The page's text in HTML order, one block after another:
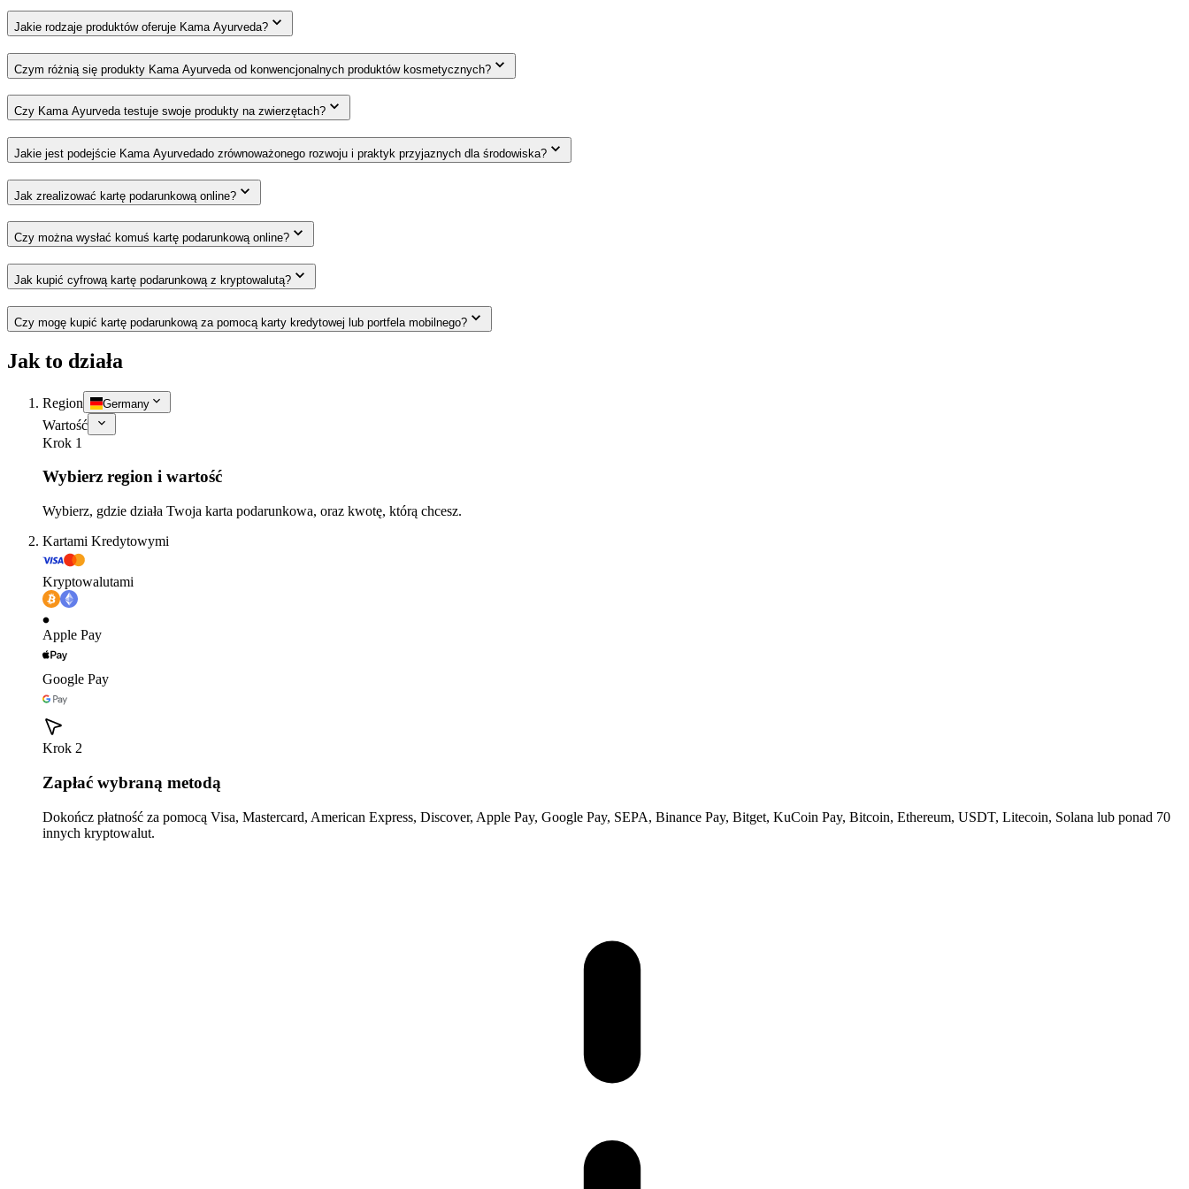
Jakie rodzaje produktów oferuje Kama Ayurveda?
Czym różnią się produkty Kama Ayurveda od konwencjonalnych produktów kosmetycznych?
Czy Kama Ayurveda testuje swoje produkty na zwierzętach?
Jakie jest podejście Kama Ayurvedado zrównoważonego rozwoju i praktyk przyjaznych dla środowiska?
Jak zrealizować kartę podarunkową online?
Czy można wysłać komuś kartę podarunkową online?
Jak kupić cyfrową kartę podarunkową z kryptowalutą?
Czy mogę kupić kartę podarunkową za pomocą karty kredytowej lub portfela mobilnego?
Jak to działa
Region Germany
Wartość
Krok 1
Wybierz region i wartość
Wybierz, gdzie działa Twoja karta podarunkowa, oraz kwotę, którą chcesz.
Kartami Kredytowymi
Kryptowalutami
Apple Pay
Google Pay
Krok 2
Zapłać wybraną metodą
Dokończ płatność za pomocą Visa, Mastercard, American Express, Discover, Apple Pay, Google Pay, SEPA, Binance Pay, Bitget, KuCoin Pay, Bitcoin, Ethereum, USDT, Litecoin, Solana lub ponad 70
innych kryptowalut.